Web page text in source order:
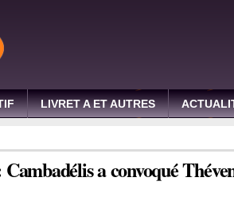
LIVRET A ET AUTRES
a convoqué